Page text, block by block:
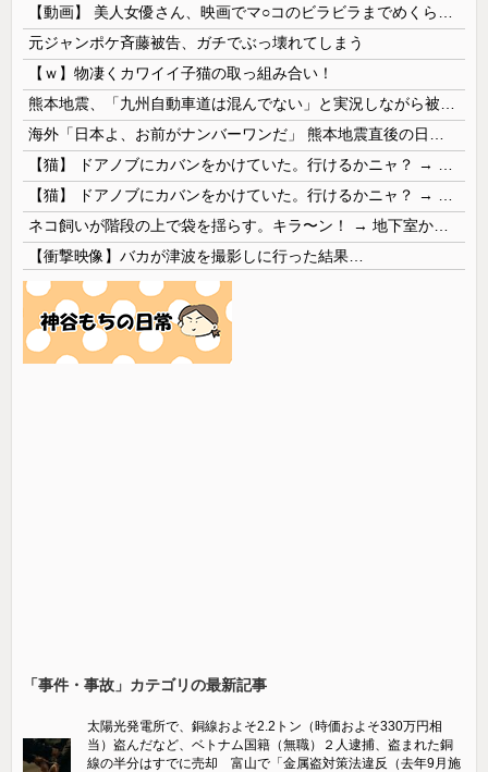
元ジャンポケ斉藤被告、ガチでぶっ壊れてしまう
【ｗ】物凄くカワイイ子猫の取っ組み合い！
【衝撃映像】バカが津波を撮影しに行った結果…
「事件・事故」カテゴリの最新記事
太陽光発電所で、銅線およそ2.2トン（時価およそ330万円相
当）盗んだなど、ベトナム国籍（無職）２人逮捕、盗まれた銅
線の半分はすでに売却 富山で「金属盗対策法違反（去年9月施